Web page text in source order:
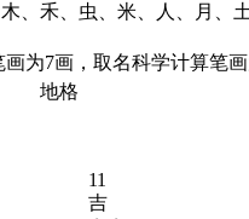
、禾、虫、米、人、月、
画为7画，取名科学计算笔
地格
11
吉